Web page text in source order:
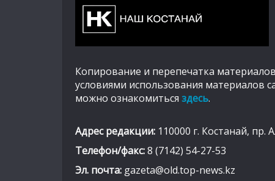
Копирование и перепечатка
условиями использования материалов
можно ознакомиться здесь.
Адрес редакции: 110000 г. Костанай, пр.
Телефон/факс:8 (7142) 54-27-53
Эл. почта: gazeta@old.top-news.kz